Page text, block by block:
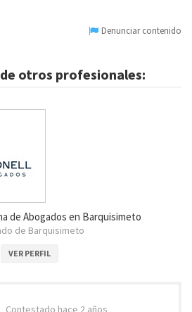
Denunciar contenido
otros profesionales:
de Abogados en Barquisimeto
de Barquisimeto
VER PERFIL
Contestado hace 2 años